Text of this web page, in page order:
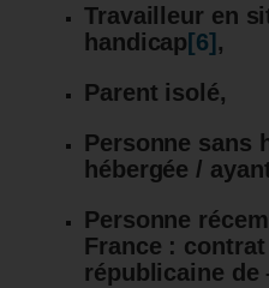
Travailleur en
handicap [6] ,
Parent isolé,
Personne sans
hébergée /
Personne
France :
républicaine de